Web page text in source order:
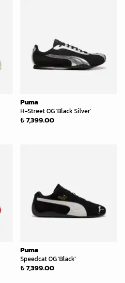
Puma
H-Street OG 'Black Silver'
₺ 7,399.00
Puma
Speedcat OG 'Black'
₺ 7,399.00